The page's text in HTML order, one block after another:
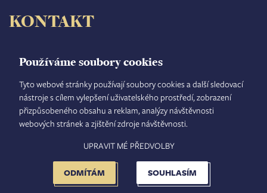
Používáme soubory cookies
Tyto webové stránky používají soubory cookies a další sledovací
nástroje s cílem vylepšení uživatelského prostředí, zobrazení
přizpůsobeného obsahu a reklam, analýzy návštěvnosti
webových stránek a zjištění zdroje návštěvnosti.
SOUHLASÍM
ODMÍTÁM
UPRAVIT MÉ PŘEDVOLBY
KONTAKT
Velké náměstí 35/44
500 03 Hradec Králové
tel.: +420 495 063 611
IČO: 00 44 51 34
DIČ: CZ 00 44 51 34
Číslo účtu: 1006010044/5500
FOOTER
MENU
TISKOVÝ MLUVČÍ INTRANET MAPA STRÁNEK
NASTAVENÍ COOKIES